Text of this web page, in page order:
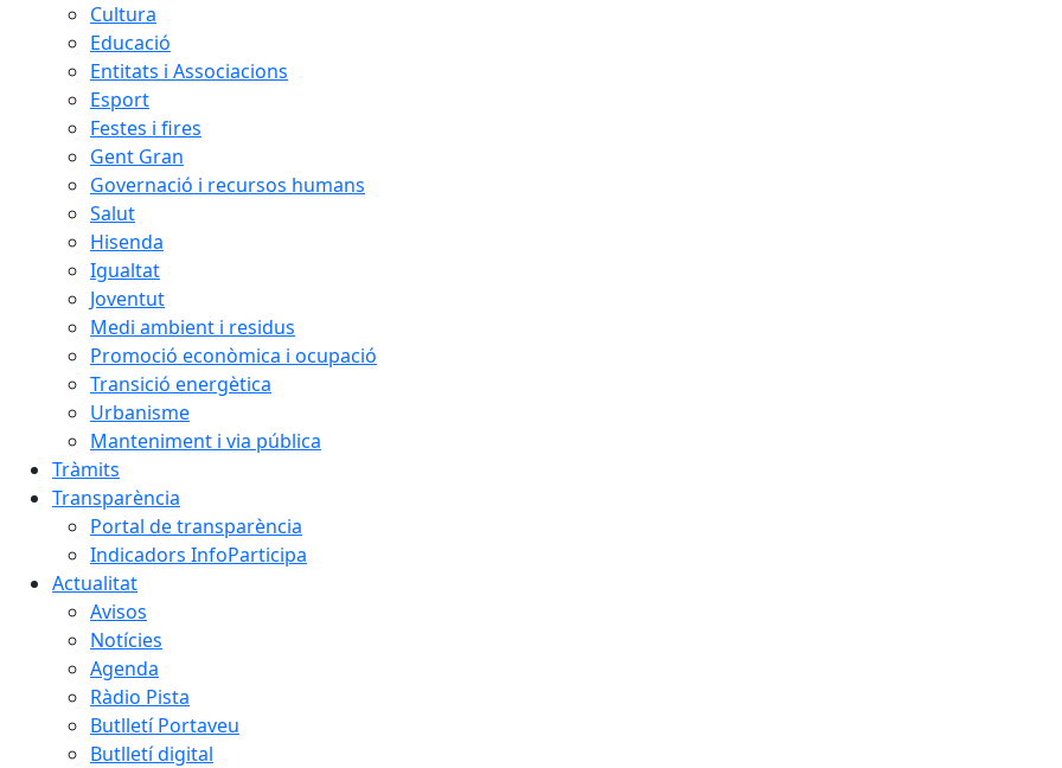
Cultura
Educació
Entitats i Associacions
Esport
Festes i fires
Gent Gran
Governació i recursos humans
Salut
Hisenda
Igualtat
Joventut
Medi ambient i residus
Promoció econòmica i ocupació
Transició energètica
Urbanisme
Manteniment i via pública
Tràmits
Transparència
Portal de transparència
Indicadors InfoParticipa
Actualitat
Avisos
Notícies
Agenda
Ràdio Pista
Butlletí Portaveu
Butlletí digital